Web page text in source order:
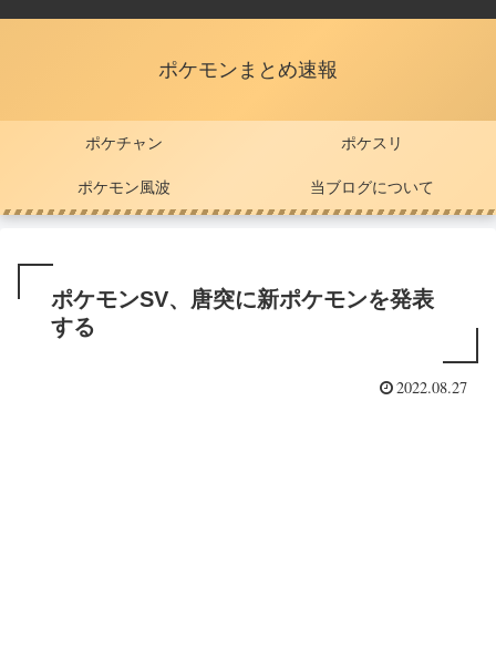
ポケモンまとめ速報
ポケチャン ポケスリ
ポケモン風波 当ブログについて
ポケモンSV、唐突に新ポケモンを発表
する
2022.08.27